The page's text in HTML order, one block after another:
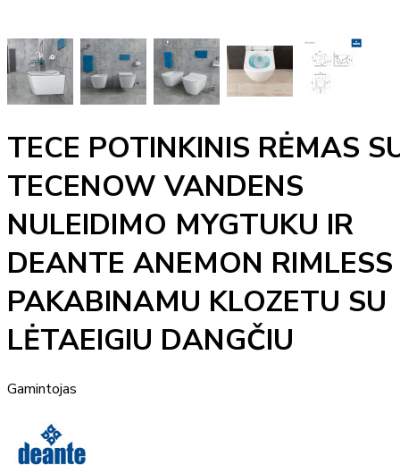
TECE POTINKINIS RĖMAS
TECENOW VANDENS
NULEIDIMO MYGTUKU IR
DEANTE ANEMON RIMLESS
PAKABINAMU KLOZETU SU
LĖTAEIGIU DANGČIU
Gamintojas